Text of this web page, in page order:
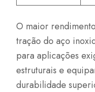
O maior
tração do aço
para aplicações
estruturais e
durabilidade